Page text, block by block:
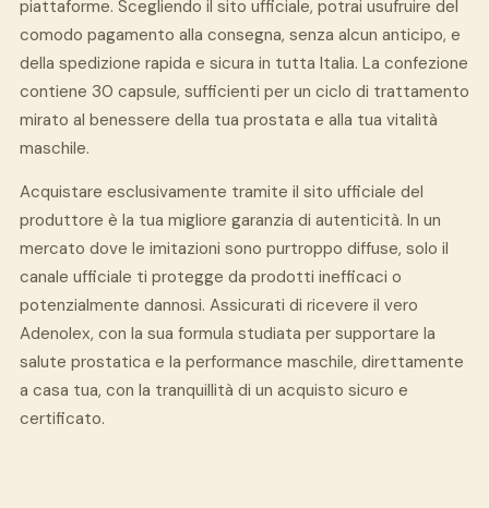
piattaforme. Scegliendo il sito ufficiale, potrai usufruire del
comodo pagamento alla consegna, senza alcun anticipo, e
della spedizione rapida e sicura in tutta Italia. La confezione
contiene 30 capsule, sufficienti per un ciclo di trattamento
mirato al benessere della tua prostata e alla tua vitalità
maschile.
Acquistare esclusivamente tramite il sito ufficiale del
produttore è la tua migliore garanzia di autenticità. In un
mercato dove le imitazioni sono purtroppo diffuse, solo il
canale ufficiale ti protegge da prodotti inefficaci o
potenzialmente dannosi. Assicurati di ricevere il vero
Adenolex, con la sua formula studiata per supportare la
salute prostatica e la performance maschile, direttamente
a casa tua, con la tranquillità di un acquisto sicuro e
certificato.